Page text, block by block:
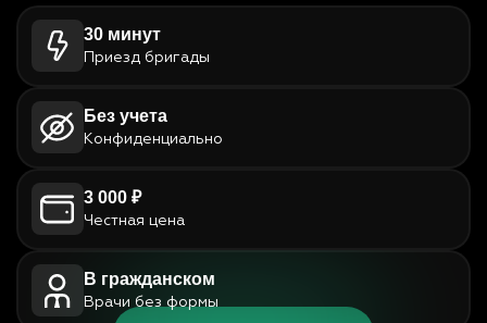
30 минут
Приезд бригады
Без учета
Конфиденциально
3 000 ₽
Честная цена
В гражданском
Врачи без формы